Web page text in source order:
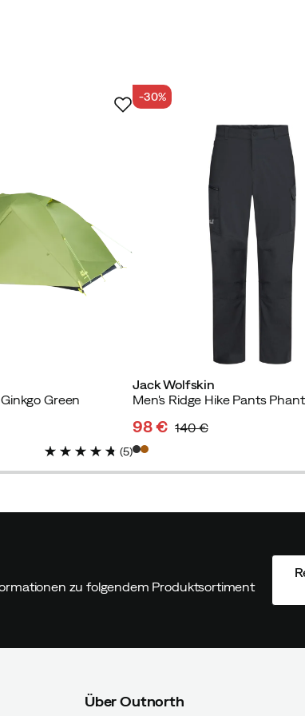
Green
(5)
Jack Wolfskin
Men's Ridge Hike Pants
-30%
discounted
98 €
original
140 €
zu folgendem Produktsortiment
Über Outnorth